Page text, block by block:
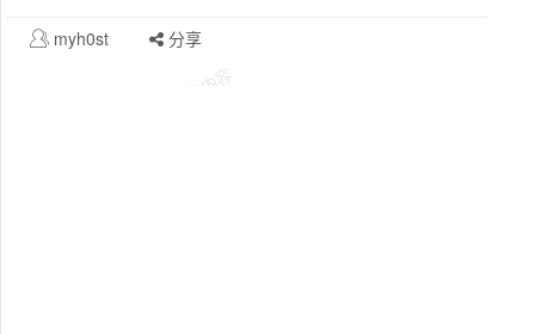
myh0st 分享